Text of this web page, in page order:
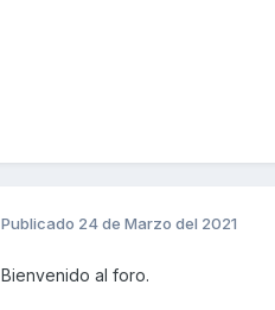
Publicado 24 de Marzo del 2021
Bienvenido al foro.